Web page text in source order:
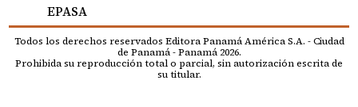
EPASA
Todos los derechos reservados Editora Panamá América S.A. - Ciudad
de Panamá - Panamá 2026.
Prohibida su reproducción total o parcial, sin autorización escrita de
su titular.